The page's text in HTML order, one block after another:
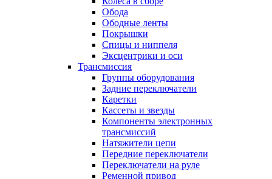
Обода
Ободные ленты
Покрышки
Спицы и ниппеля
Эксцентрики и оси
Трансмиссия
Группы оборудования
Задние переключатели
Каретки
Кассеты и звезды
Компоненты электронных
трансмиссий
Натяжители цепи
Передние переключатели
Переключатели на руле
Ременной привод